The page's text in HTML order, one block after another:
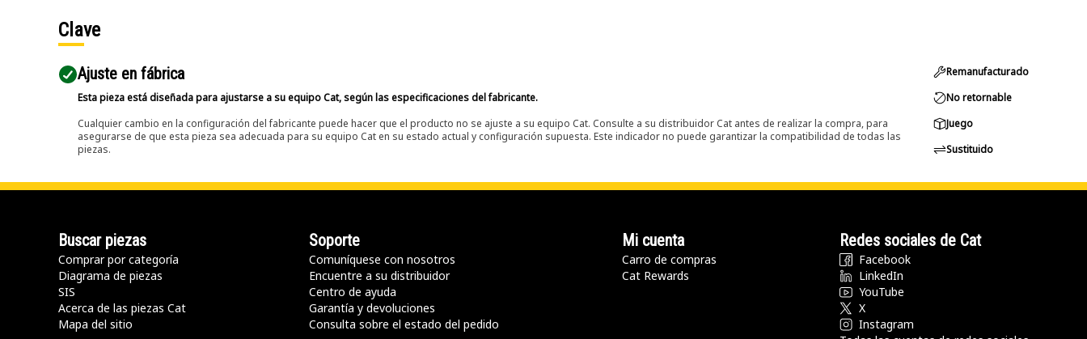
Clave
Ajuste en fábrica
Esta pieza está diseñada para ajustarse a su equipo Cat, según las especificaciones del fabricante.
Cualquier cambio en la configuración del fabricante puede hacer que el producto no se ajuste a su equipo Cat. Consulte a su distribuidor Cat antes de realizar la compra, para
asegurarse de que esta pieza sea adecuada para su equipo Cat en su estado actual y configuración supuesta. Este indicador no puede garantizar la compatibilidad de todas las
piezas.
Remanufacturado
No retornable
Juego
Sustituido
Buscar piezas
Comprar por categoría
Diagrama de piezas
SIS
Acerca de las piezas Cat
Mapa del sitio
Soporte
Comuníquese con nosotros
Encuentre a su distribuidor
Centro de ayuda
Garantía y devoluciones
Consulta sobre el estado del pedido
Mi cuenta
Carro de compras
Cat Rewards
Redes sociales de Cat
Facebook
LinkedIn
YouTube
X
Instagram